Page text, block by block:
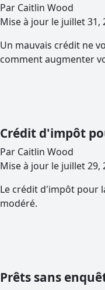
Par Caitlin Wood
Mise à jour le
Un mauvais crédit ne
comment augmenter
Crédit d'impôt
Par Caitlin Wood
Mise à jour le
Le crédit d'impôt pour
modéré.
Prêts sans